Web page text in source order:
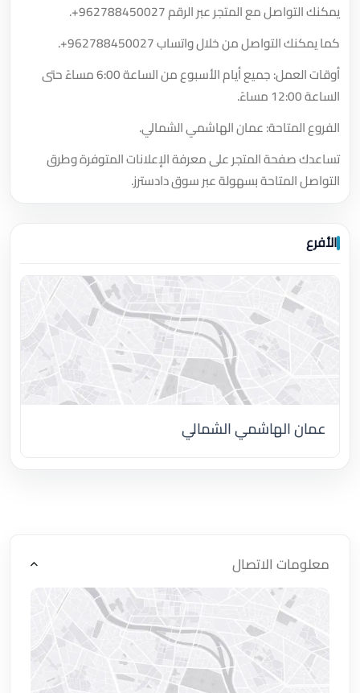
يمكنك التواصل مع المتجر عبر الرقم+962788450027
.
كما يمكنك التواصل من خلال واتساب+962788450027
.
أوقات العمل: جميع أيام الأسبوع من الساعة 6:00 مساءً حتى
الساعة 12:00 مساءً.
الفروع المتاحة: عمان الهاشمي الشمالي.
تساعدك صفحة المتجر على معرفة الإعلانات المتوفرة وطرق
التواصل المتاحة بسهولة عبر سوق دادسترز.
الأفرع
عمان الهاشمي الشمالي
معلومات الاتصال